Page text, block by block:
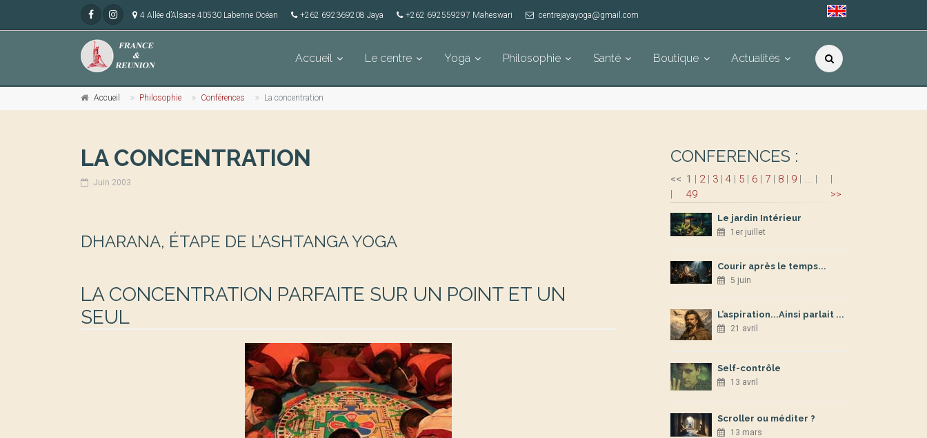
4 Allée d’Alsace 40530 Labenne Océan +262 692369208 Jaya +262 692559297 Maheswari centrejayayoga@gmail.com
Accueil Le centre Yoga Philosophie Santé Boutique Actualités
Accueil Philosophie Conférences La concentration
LA CONCENTRATION
Juin 2003
DHARANA, ÉTAPE DE L’ASHTANGA YOGA
LA CONCENTRATION PARFAITE SUR UN POINT ET UN
SEUL
CONFERENCES :
<<
|
1 | 2| 3| 4| 5| 6| 7| 8| 9| ... |
49
|
>>
Le jardin Intérieur
1er juillet
Courir après le temps...
5 juin
L’aspiration...Ainsi parlait ...
21 avril
Self-contrôle
13 avril
Scroller ou méditer ?
13 mars